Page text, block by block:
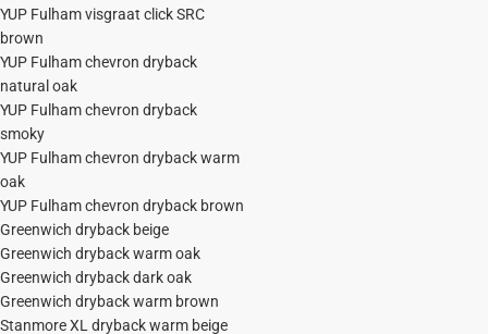
YUP Fulham visgraat click SRC
brown
YUP Fulham chevron dryback
natural oak
YUP Fulham chevron dryback
smoky
YUP Fulham chevron dryback warm
oak
YUP Fulham chevron dryback brown
Greenwich dryback beige
Greenwich dryback warm oak
Greenwich dryback dark oak
Greenwich dryback warm brown
Stanmore XL dryback warm beige